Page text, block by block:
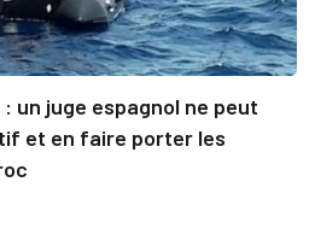
un juge espagnol ne peut
et en faire porter les